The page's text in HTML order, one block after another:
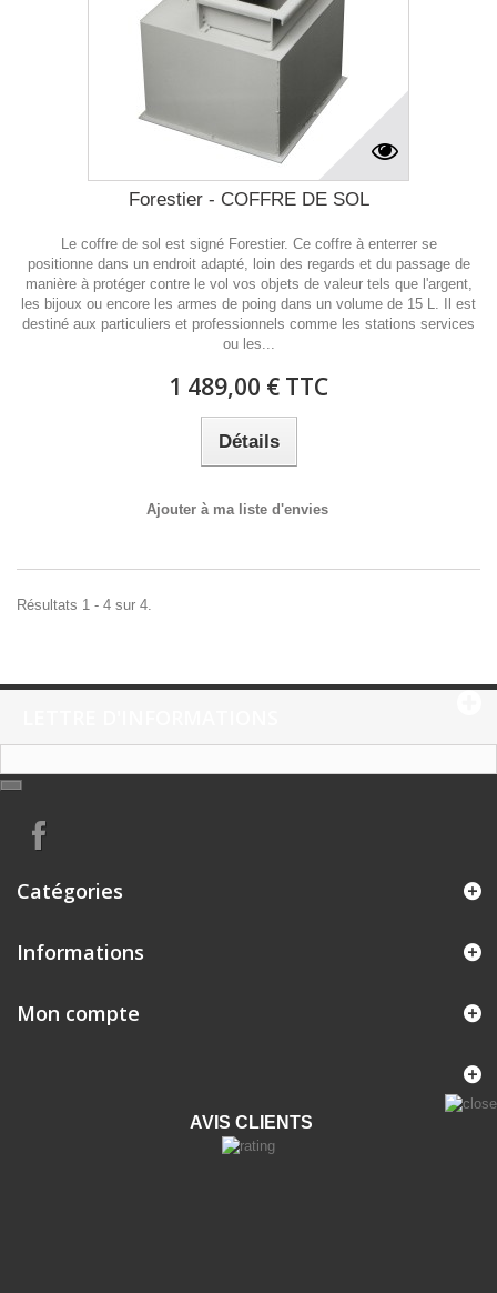
Forestier - COFFRE DE SOL
Le coffre de sol est signé Forestier. Ce coffre à enterrer se
positionne dans un endroit adapté, loin des regards et du passage de
manière à protéger contre le vol vos objets de valeur tels que l'argent,
les bijoux ou encore les armes de poing dans un volume de 15 L. Il est
destiné aux particuliers et professionnels comme les stations services
ou les...
1 489,00 € TTC
Détails
Ajouter à ma liste d'envies
Résultats 1 - 4 sur 4.
Catégories
Informations
Mon compte
AVIS CLIENTS